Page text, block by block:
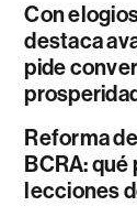
Con
destaca
pide
Reforma
BCRA: qué
lecciones